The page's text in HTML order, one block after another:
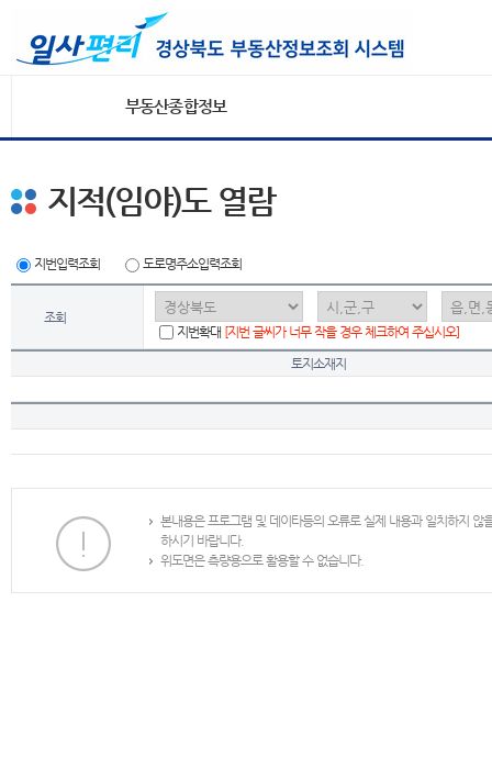
부동산종합정보
지적(임야)도 열람
지번입력조회 도로명주소입력조회
조회
지번확대 [지번 글씨가 너무 작을 경우 체크하여 주십시오]
토지소재지
본내용은 프로그램 및 데이타등의 오류로 실제 내용과 일치하지
하시기 바랍니다.
위도면은 측량용으로 활용할 수 없습니다.